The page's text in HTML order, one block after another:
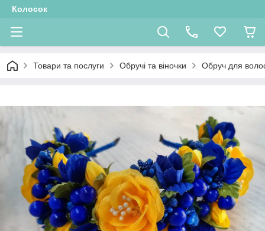
Колосок
Товари та послуги Обручі та віночки Обруч для